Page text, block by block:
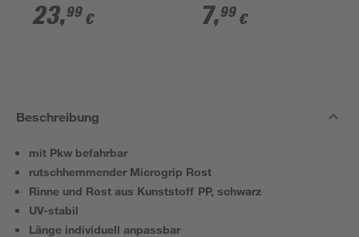
'Hexaline' schwarz 4-
teilig
23,99 € 7,99 €
Beschreibung
mit Pkw befahrbar
rutschhemmender Microgrip Rost
Rinne und Rost aus Kunststoff PP, schwarz
UV-stabil
Länge individuell anpassbar